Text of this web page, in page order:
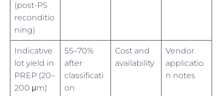
(post-PS
reconditio
ning)
Indicative
lot yield in
PREP (20–
200 μm)
55–70%
after
classificati
on
Cost and
availability
Vendor
applicatio
n notes